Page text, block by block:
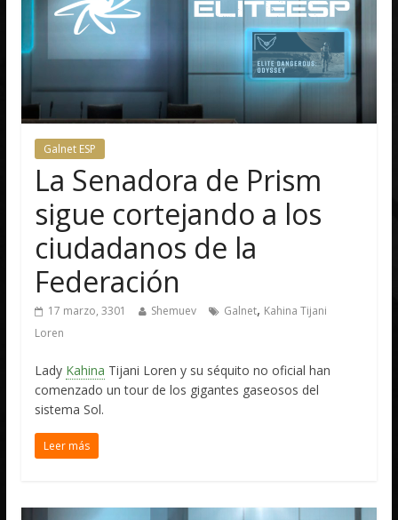
Galnet ESP
La Senadora de Prism
sigue cortejando a los
ciudadanos de la
Federación
17 marzo, 3301 Shemuev Galnet, Kahina Tijani
Loren
Lady Kahina Tijani Loren y su séquito no oficial han
comenzado un tour de los gigantes gaseosos del
sistema Sol.
Leer más